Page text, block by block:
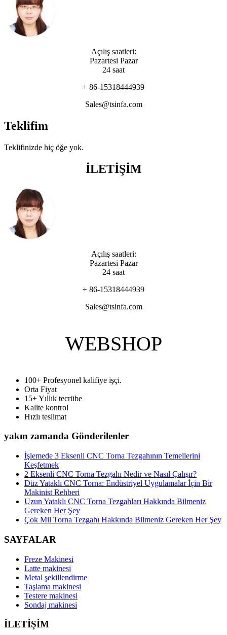
Açılış saatleri:
Pazartesi Pazar
24 saat
+ 86-15318444939
Sales@tsinfa.com
Teklifim
Teklifinizde hiç öğe yok.
İLETİŞİM
Açılış saatleri:
Pazartesi Pazar
24 saat
+ 86-15318444939
Sales@tsinfa.com
WEBSHOP
100+ Profesyonel kalifiye işçi.
Orta Fiyat
15+ Yıllık tecrübe
Kalite kontrol
Hızlı teslimat
yakın zamanda Gönderilenler
İşlemede 3 Eksenli CNC Torna Tezgahının Temellerini
Keşfetmek
2 Eksenli CNC Torna Tezgahı Nedir ve Nasıl Çalışır?
Düz Yataklı CNC Torna: Endüstriyel Uygulamalar İçin Bir
Makinist Rehberi
Uzun Yataklı CNC Torna Tezgahları Hakkında Bilmeniz
Gereken Her Şey
Çok Mil Torna Tezgahı Hakkında Bilmeniz Gereken Her Şey
SAYFALAR
Freze Makinesi
Latte makinesi
Metal şekillendirme
Taşlama makinesi
Testere makinesi
Sondaj makinesi
İLETİŞİM